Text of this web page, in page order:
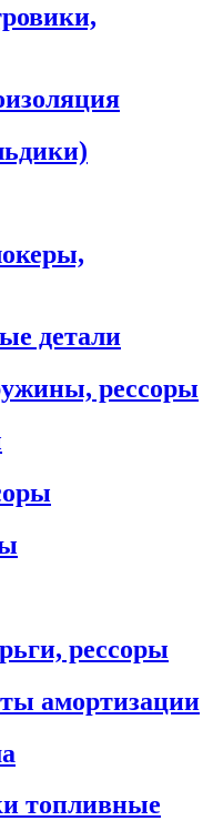
детали
рессоры
рессоры
амортизации
топливные